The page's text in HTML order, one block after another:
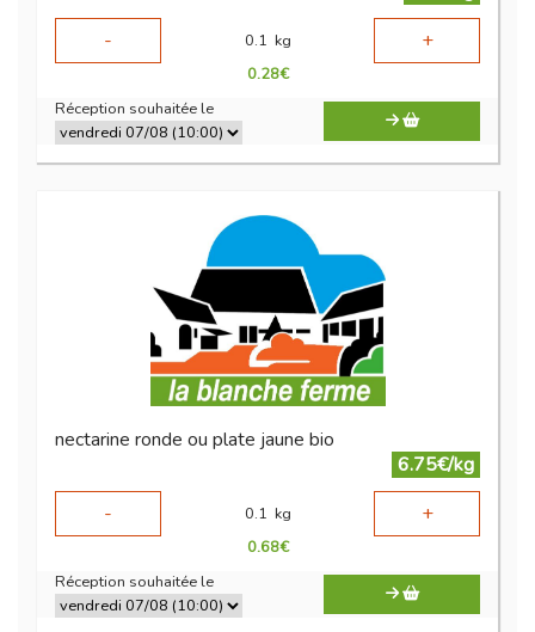
-
0.1 kg +
0.28€
Réception souhaitée le
nectarine ronde ou plate jaune bio
6.75€/kg
-
0.1 kg +
0.68€
Réception souhaitée le